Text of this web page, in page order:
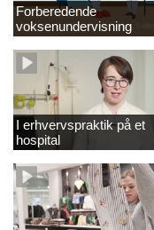
Forberedende
voksenundervisning
I erhvervspraktik på et
hospital